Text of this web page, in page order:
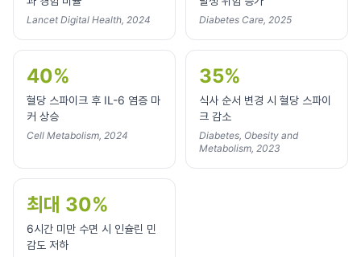
Lancet Digital Health, 2024 Diabetes Care, 2025
40%
혈당 스파이크 후 IL-6 염증 마
커 상승
Cell Metabolism, 2024
35%
식사 순서 변경 시 혈당 스파이
크 감소
Diabetes, Obesity and
Metabolism, 2023
최대 30%
6시간 미만 수면 시 인슐린 민
감도 저하